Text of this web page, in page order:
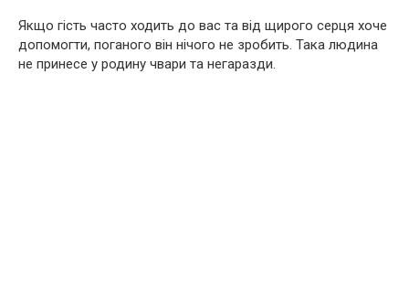
Якщо гість часто ходить до вас та від щирого серця хоче
допомогти, поганого він нічого не зробить. Така людина
не принесе у родину чвари та негаразди.